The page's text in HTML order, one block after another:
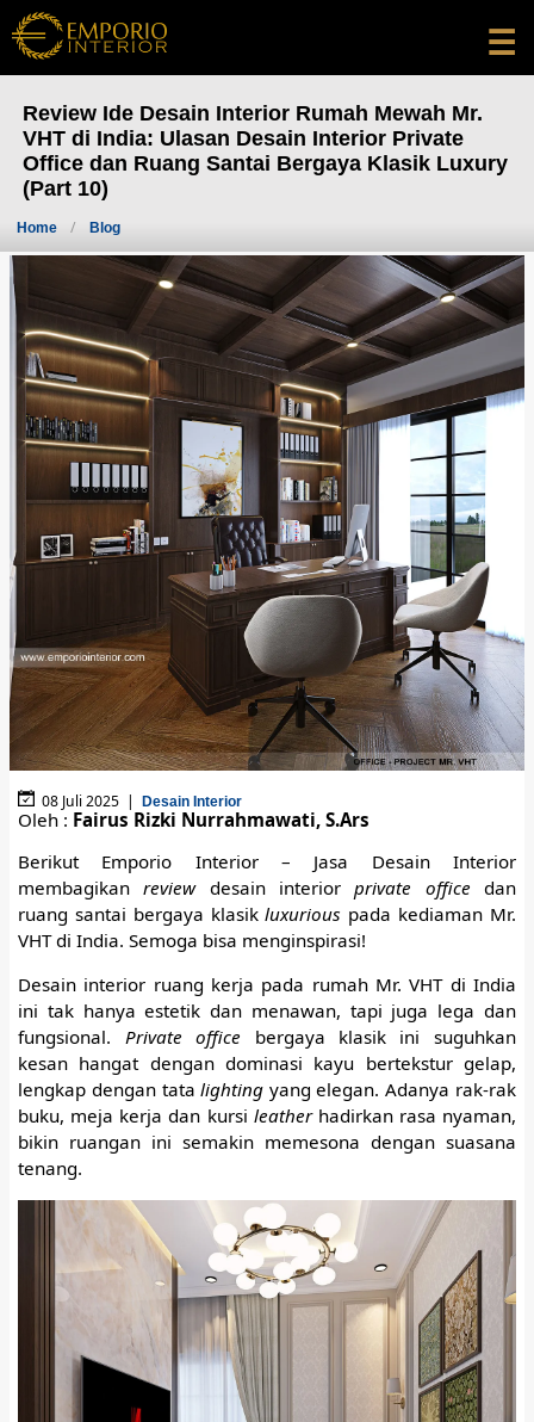
☰
Review Ide Desain Interior Rumah Mewah Mr.
VHT di India: Ulasan Desain Interior Private
Office dan Ruang Santai Bergaya Klasik Luxury
(Part 10)
Home Blog
08 Juli 2025 |Desain Interior
Oleh : Fairus Rizki Nurrahmawati, S.Ars
Berikut Emporio Interior – Jasa Desain Interior
membagikanreviewdesain interiorprivate office dan
ruang santai bergaya klasikluxurious pada kediaman Mr.
VHT di India. Semoga bisa menginspirasi!
Desain interior ruang kerja pada rumah Mr. VHT di India
ini tak hanya estetik dan menawan, tapi juga lega dan
fungsional. Private office bergaya klasik ini suguhkan
kesan hangat dengan dominasi kayu bertekstur gelap,
lengkap dengan tatalighting yang elegan. Adanya rak-rak
buku, meja kerja dan kursi leatherhadirkan rasa nyaman,
bikin ruangan ini semakin memesona dengan suasana
tenang.